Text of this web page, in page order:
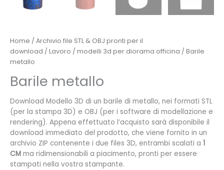
Home / Archivio file STL & OBJ pronti per il
download / Lavoro / modelli 3d per diorama officina / Barile
metallo
Barile metallo
Download Modello 3D di un barile di metallo, nei formati STL
(per la stampa 3D) e OBJ (per i software di modellazione e
rendering). Appena effettuato l’acquisto sarà disponibile il
download immediato del prodotto, che viene fornito in un
archivio ZIP contenente i due files 3D, entrambi scalati a 1
CM ma ridimensionabili a piacimento, pronti per essere
stampati nella vostra stampante.